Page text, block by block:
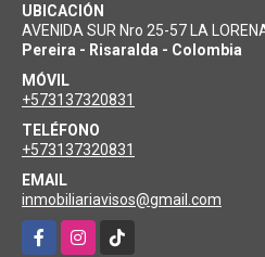
UBICACIÓN
AVENIDA SUR Nro 25-57 LA
Pereira - Risaralda - Colombia
MÓVIL
+573137320831
TELÉFONO
+573137320831
EMAIL
inmobiliariavisos@gmail.com
FacebookInstagramTikTok